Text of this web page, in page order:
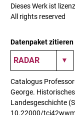
Dieses Werk ist
All rights reserved
Datenpaket zitieren
Catalogus
George.
Landesgeschichte
10.22000/